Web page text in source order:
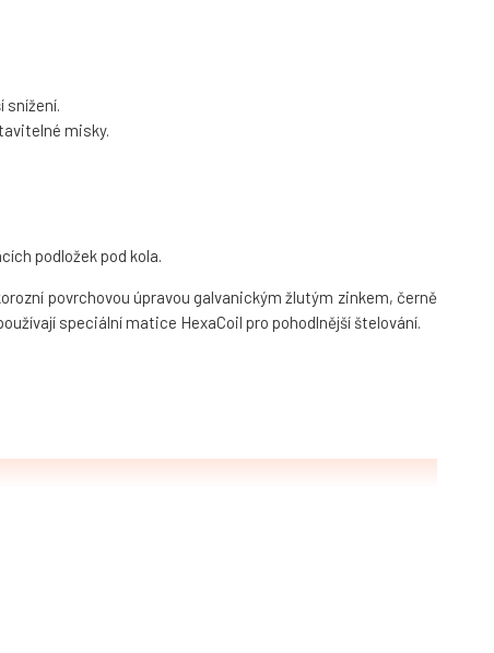
snížení.
misky.
podložek pod kola.
povrchovou úpravou galvanickým žlutým zinkem, černě
speciální matice HexaCoil pro pohodlnější štelování.